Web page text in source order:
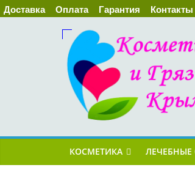
Доставка Оплата Гарантия Контакты
КОСМЕТИКА ЛЕЧЕБНЫЕ